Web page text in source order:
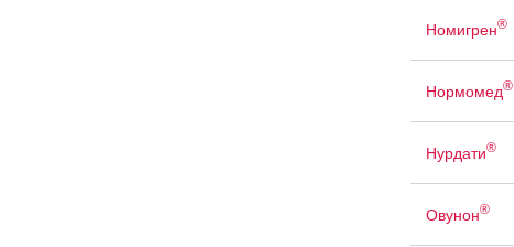
Номигрен®
Нормомед®
Нурдати®
Овунон®